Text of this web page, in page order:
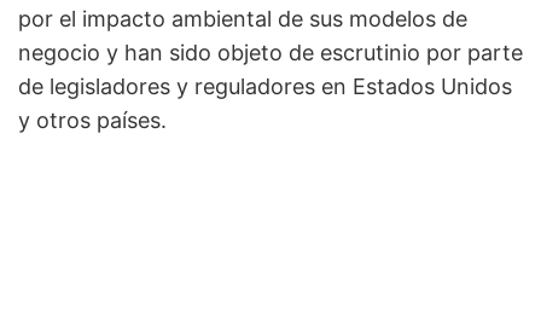
por el impacto ambiental de sus modelos de
negocio y han sido objeto de escrutinio por parte
de legisladores y reguladores en Estados Unidos
y otros países.